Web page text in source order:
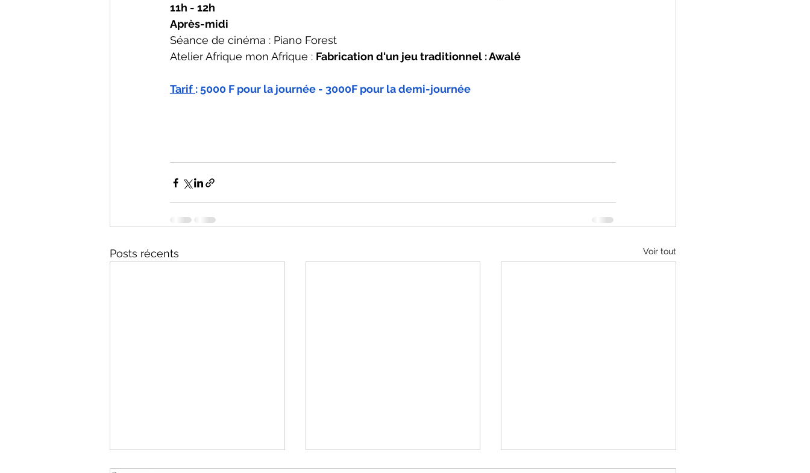
11h - 12h
Après-midi
Séance de cinéma : Piano Forest
Atelier Afrique mon Afrique : Fabrication d'un jeu traditionnel : Awalé
Tarif : 5000 F pour la journée - 3000F pour la demi-journée
Posts récents Voir tout